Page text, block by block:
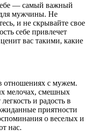
— самый важный
мужчины. Не
и не скрывайте свое
себе привлечет
вас такими, какие
отношениях с мужем.
мелочах, смешных
и радость в
приятности
о веселых и
нас.